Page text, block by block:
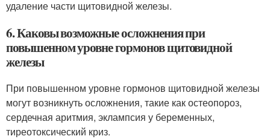
удаление части щитовидной железы.
6. Каковы возможные осложнения при
повышенном уровне гормонов щитовидной
железы
При повышенном уровне гормонов щитовидной железы
могут возникнуть осложнения, такие как остеопороз,
сердечная аритмия, эклампсия у беременных,
тиреотоксический криз.